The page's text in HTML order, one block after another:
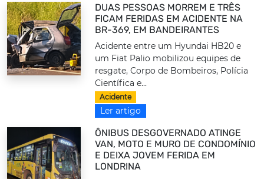
DUAS PESSOAS MORREM E TRÊS
FICAM FERIDAS EM ACIDENTE NA
BR-369, EM BANDEIRANTES
Acidente entre um Hyundai HB20 e
um Fiat Palio mobilizou equipes de
resgate, Corpo de Bombeiros, Polícia
Científica e...
Acidente
Ler artigo
ÔNIBUS DESGOVERNADO ATINGE
VAN, MOTO E MURO DE CONDOMÍNIO
E DEIXA JOVEM FERIDA EM
LONDRINA